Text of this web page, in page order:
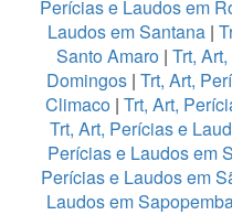
Perícias e Laudos em
Laudos em Santana|
Santo Amaro | Trt,
Domingos| Trt, Art,
Climaco| Trt, Art,
Trt, Art, Perícias e
Perícias e Laudos em
Perícias e Laudos em
Laudos em